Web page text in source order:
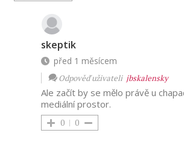
skeptik
před 1 měsícem
Odpověď uživateli jbskalensky
Ale začít by se mělo právě u
mediální prostor.
0 0